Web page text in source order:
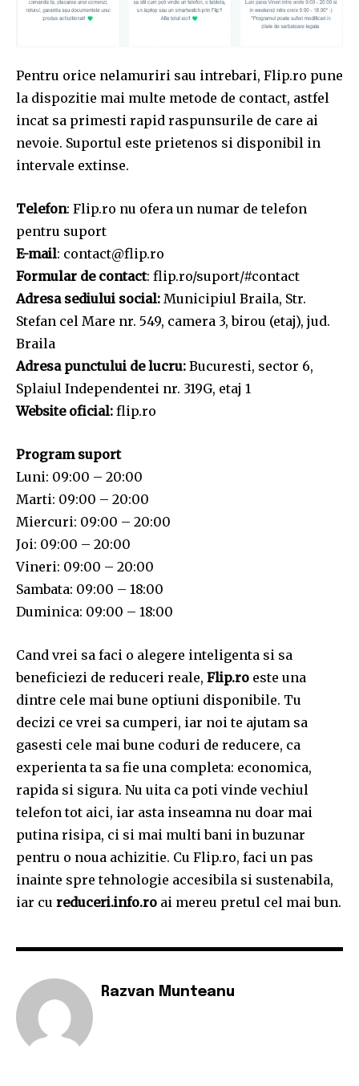
Pentru orice nelamuriri sau intrebari, Flip.ro pune
la dispozitie mai multe metode de contact, astfel
incat sa primesti rapid raspunsurile de care ai
nevoie. Suportul este prietenos si disponibil in
intervale extinse.
Telefon: Flip.ro nu ofera un numar de telefon
pentru suport
E-mail: contact@flip.ro
Formular de contact: flip.ro/suport/#contact
Adresa sediului social: Municipiul Braila, Str.
Stefan cel Mare nr. 549, camera 3, birou (etaj), jud.
Braila
Adresa punctului de lucru: Bucuresti, sector 6,
Splaiul Independentei nr. 319G, etaj 1
Website oficial: flip.ro
Program suport
Luni: 09:00 – 20:00
Marti: 09:00 – 20:00
Miercuri: 09:00 – 20:00
Joi: 09:00 – 20:00
Vineri: 09:00 – 20:00
Sambata: 09:00 – 18:00
Duminica: 09:00 – 18:00
Cand vrei sa faci o alegere inteligenta si sa
beneficiezi de reduceri reale, Flip.ro este una
dintre cele mai bune optiuni disponibile. Tu
decizi ce vrei sa cumperi, iar noi te ajutam sa
gasesti cele mai bune coduri de reducere, ca
experienta ta sa fie una completa: economica,
rapida si sigura. Nu uita ca poti vinde vechiul
telefon tot aici, iar asta inseamna nu doar mai
putina risipa, ci si mai multi bani in buzunar
pentru o noua achizitie. Cu Flip.ro, faci un pas
inainte spre tehnologie accesibila si sustenabila,
iar cu reduceri.info.ro ai mereu pretul cel mai bun.
Razvan Munteanu